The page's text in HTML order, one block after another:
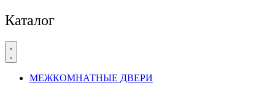
Каталог
МЕЖКОМНАТНЫЕ ДВЕРИ